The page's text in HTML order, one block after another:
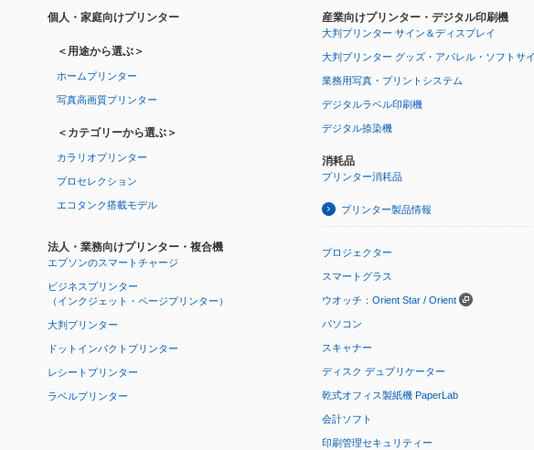
個人・家庭向けプリンター
＜用途から選ぶ＞
ホームプリンター
写真高画質プリンター
＜カテゴリーから選ぶ＞
カラリオプリンター
プロセレクション
エコタンク搭載モデル
法人・業務向けプリンター・複合機
エプソンのスマートチャージ
ビジネスプリンター
（インクジェット・ページプリンター）
大判プリンター
ドットインパクトプリンター
レシートプリンター
ラベルプリンター
産業向けプリンター・デジタル印刷機
大判プリンター サイン＆ディスプレイ
大判プリンター グッズ・アパレル・ソフトサ
業務用写真・プリントシステム
デジタルラベル印刷機
デジタル捺染機
消耗品
プリンター消耗品
プリンター製品情報
プロジェクター
スマートグラス
ウオッチ：Orient Star / Orient
パソコン
スキャナー
ディスク デュプリケーター
乾式オフィス製紙機 PaperLab
会計ソフト
印刷管理セキュリティー